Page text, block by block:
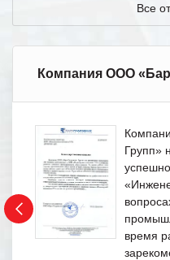
Все
Компания ООО
Групп»
время